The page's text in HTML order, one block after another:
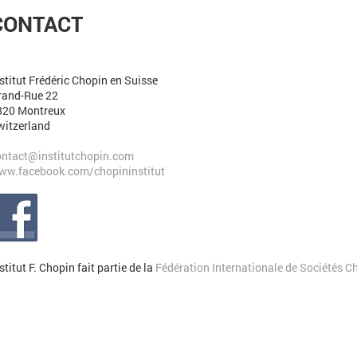
Frédéric Chopin en Suisse
Rue 22
Montreux
chopininstitut
F. Chopin fait partie de la Fédération Internationale de Sociétés